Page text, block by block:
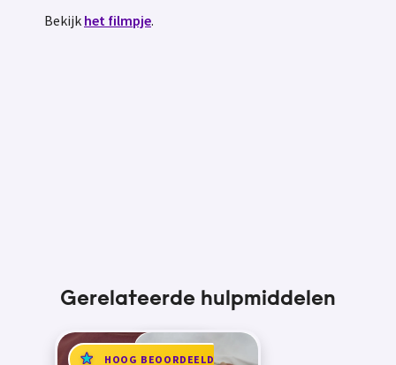
Bekijk het filmpje.
Gerelateerde hulpmiddelen
HOOG BEOORDEELD